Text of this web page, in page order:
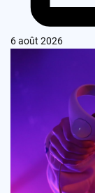
6 août 2026